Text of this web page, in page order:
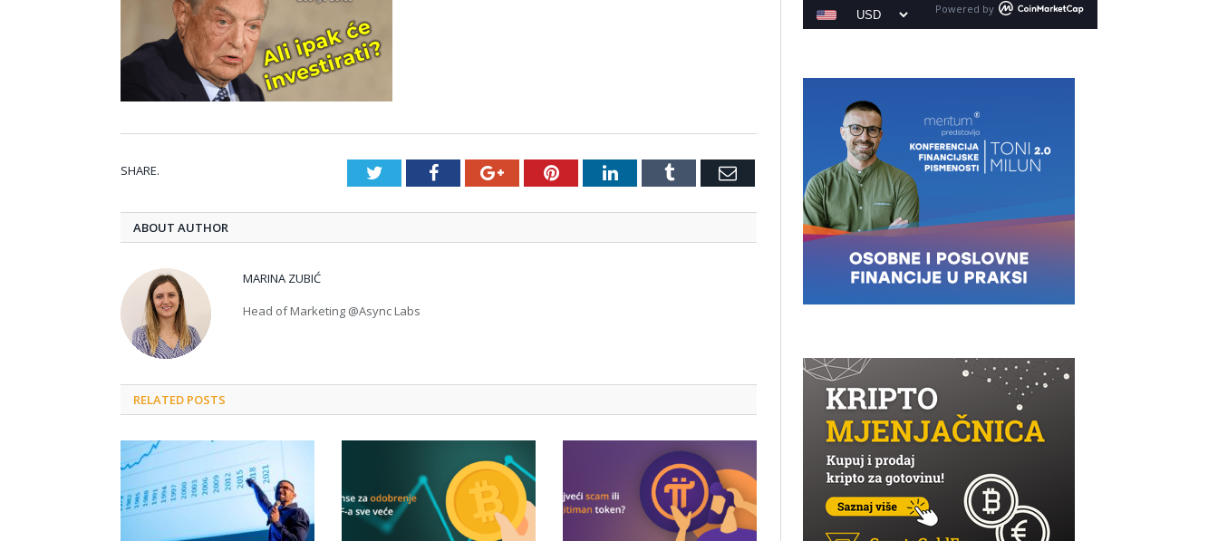
SHARE. TwitterFacebookGoogle+PinterestLinkedInTumblr Email
ABOUT AUTHOR
MARINA ZUBIĆ
Head of Marketing @Async Labs
RELATED POSTS
Powered by